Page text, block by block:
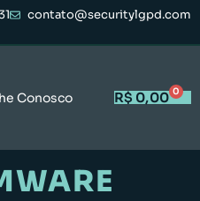
contato@securitylgpd.com
Conosco R$ 0,00 0